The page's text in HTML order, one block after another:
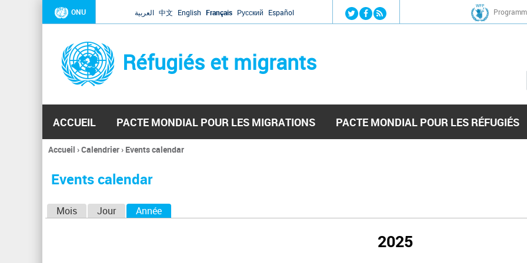
Jump to navigation
ONU العربية 中文 English Français Русский Español
Réfugiés et migrants
ACCUEIL PACTE MONDIAL POUR LES MIGRATIONS PACTE MONDIAL POUR LES RÉFUGIÉS
Vous
ici
Accueil ›Calendrier› Events calendar
Events calendar
Mois Jour Année
2025